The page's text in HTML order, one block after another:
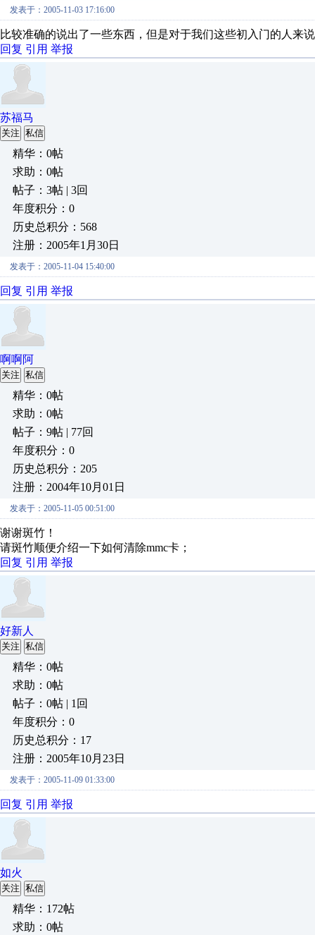
发表于：2005-11-03 17:16:00
比较准确的说出了一些东西，但是对于我们这些初入门的人
回复 引用 举报
苏福马
关注 私信
精华：0帖
求助：0帖
帖子：3帖 | 3回
年度积分：0
历史总积分：568
注册：2005年1月30日
发表于：2005-11-04 15:40:00
回复 引用 举报
啊啊阿
关注 私信
精华：0帖
求助：0帖
帖子：9帖 | 77回
年度积分：0
历史总积分：205
注册：2004年10月01日
发表于：2005-11-05 00:51:00
谢谢斑竹！
请斑竹顺便介绍一下如何清除mmc卡；
回复 引用 举报
好新人
关注 私信
精华：0帖
求助：0帖
帖子：0帖 | 1回
年度积分：0
历史总积分：17
注册：2005年10月23日
发表于：2005-11-09 01:33:00
回复 引用 举报
如火
关注 私信
精华：172帖
求助：0帖